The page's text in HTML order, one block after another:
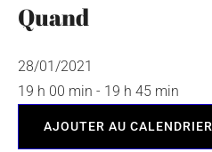
Quand
28/01/2021
19 h 00 min - 19 h 45 min
AJOUTER AU CALENDRIER